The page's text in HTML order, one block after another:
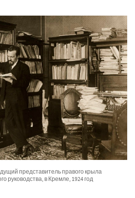
представитель правого крыла
руководства, в Кремле, 1924 год